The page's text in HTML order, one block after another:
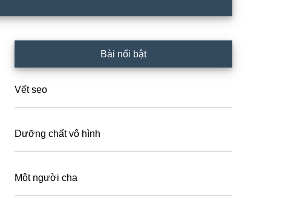
Sidebar
Bài nổi bật
Vết sẹo
Dưỡng chất vô hình
Một người cha